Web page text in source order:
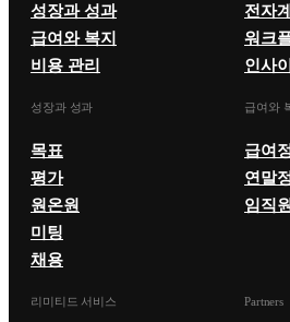
성장과 성과
급여와 복지
비용 관리
전자
워크
인사
성장과 성과
목표
평가
원온원
미팅
채용
급여와
급여
연말
임직
리미티드 서비스 Partners